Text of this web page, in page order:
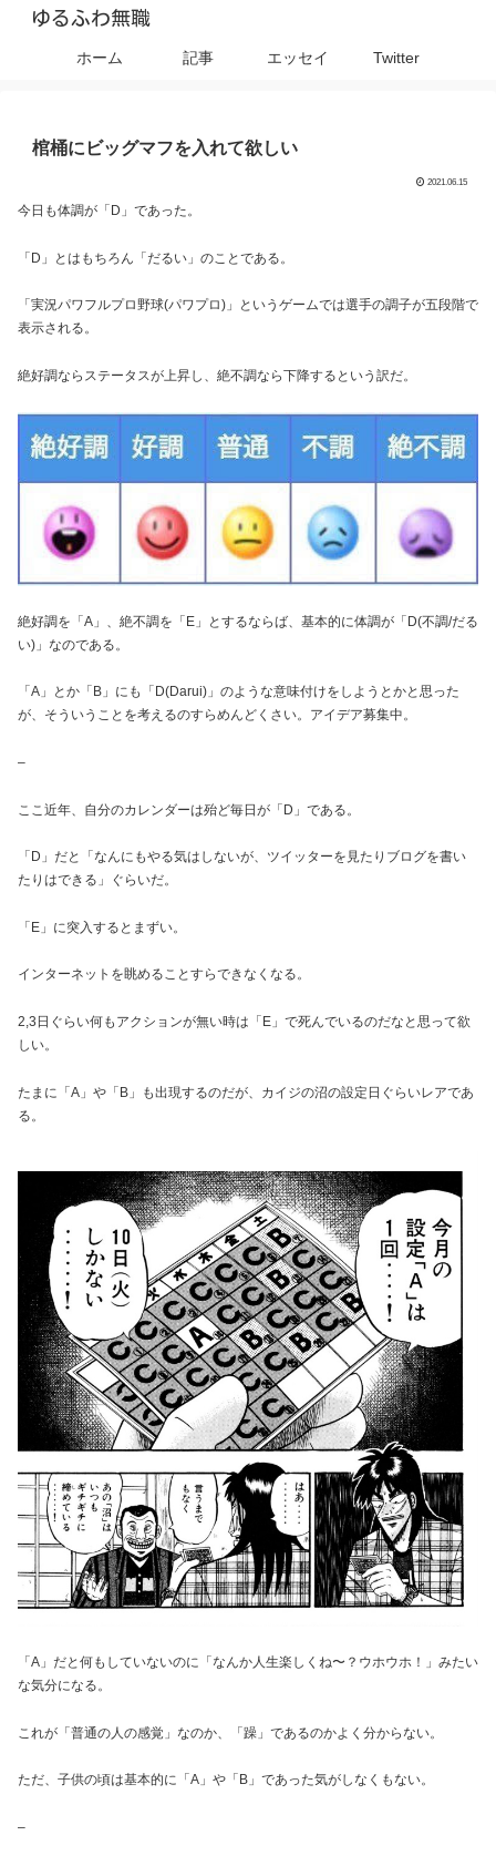
ゆるふわ無職
ホーム 記事 エッセイ Twitter
棺桶にビッグマフを入れて欲しい
2021.06.15
今日も体調が「D」であった。
「D」とはもちろん「だるい」のことである。
「実況パワフルプロ野球(パワプロ)」というゲームでは選手の調子が五段階で
表示される。
絶好調ならステータスが上昇し、絶不調なら下降するという訳だ。
絶好調を「A」、絶不調を「E」とするならば、基本的に体調が「D(不調/だる
い)」なのである。
「A」とか「B」にも「D(Darui)」のような意味付けをしようとかと思った
が、そういうことを考えるのすらめんどくさい。アイデア募集中。
–
ここ近年、自分のカレンダーは殆ど毎日が「D」である。
「D」だと「なんにもやる気はしないが、ツイッターを見たりブログを書い
たりはできる」ぐらいだ。
「E」に突入するとまずい。
インターネットを眺めることすらできなくなる。
2,3日ぐらい何もアクションが無い時は「E」で死んでいるのだなと思って欲
しい。
たまに「A」や「B」も出現するのだが、カイジの沼の設定日ぐらいレアであ
る。
「A」だと何もしていないのに「なんか人生楽しくね〜？ウホウホ！」みたい
な気分になる。
これが「普通の人の感覚」なのか、「躁」であるのかよく分からない。
ただ、子供の頃は基本的に「A」や「B」であった気がしなくもない。
–